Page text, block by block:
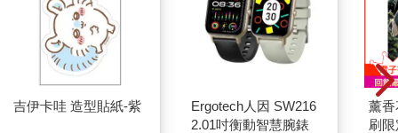
如果現場隔壁有個空間，可以透過單向透明玻璃觀察，那就
容易多了。顯然，不是每個場合都如此。只要我們不參與現場的
動態活動，這樣一來，看場合說話、看氣氛做事並不困難。我們
可以客觀觀察，因為沒有互動的干擾，我們可以注意以下細節，
比方說：
‧肢體語言：觀察大家的姿勢和臉部表情，他們看起來是放鬆
吉伊卡哇 造型貼紙-紫
Ergotech人因 SW216
2.01吋衡動智慧腕錶
薰
刷